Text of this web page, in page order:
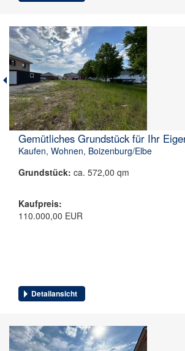
Gemütliches Grundstück für Ihr
Kaufen, Wohnen, Boizenburg/Elbe
Grundstück: ca. 572,00 qm
Kaufpreis:
110.000,00 EUR
Detailansicht